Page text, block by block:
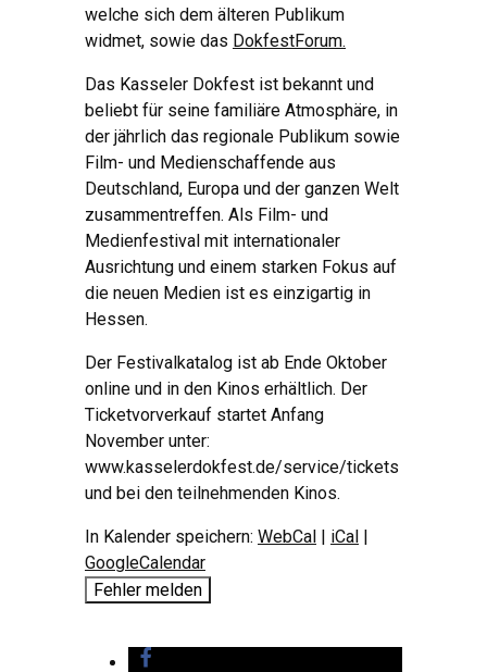
welche sich dem älteren Publikum
widmet, sowie das DokfestForum.
Das Kasseler Dokfest ist bekannt und
beliebt für seine familiäre Atmosphäre, in
der jährlich das regionale Publikum sowie
Film- und Medienschaffende aus
Deutschland, Europa und der ganzen Welt
zusammentreffen. Als Film- und
Medienfestival mit internationaler
Ausrichtung und einem starken Fokus auf
die neuen Medien ist es einzigartig in
Hessen.
Der Festivalkatalog ist ab Ende Oktober
online und in den Kinos erhältlich. Der
Ticketvorverkauf startet Anfang
November unter:
www.kasselerdokfest.de/service/tickets
und bei den teilnehmenden Kinos.
In Kalender speichern: WebCal | iCal |
GoogleCalendar
Fehler melden